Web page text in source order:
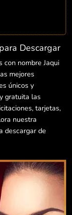
Descargar
con nombre Jaqui
mejores
únicos y
gratuita las
tarjetas,
nuestra
descargar de